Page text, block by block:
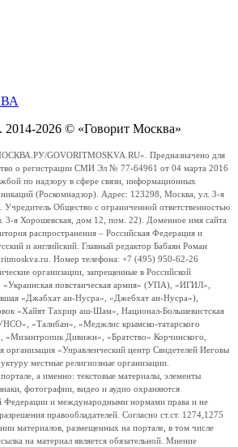
2026 © «Говорит Москва»
GOVORITMOSKVA.RU». Предназначено для
о регистрации СМИ Эл № 77-64961 от 04 марта 2016
по надзору в сфере связи, информационных
(Роскомнадзор). Адрес: 123298, Москва, ул. 3-я
Общество с ограниченной ответственностью
я Хорошевская, дом 12, пом. 22). Доменное имя сайта
распространения – Российская Федерация и
и английский. Главный редактор Бабаян Роман
Номер телефона: +7 (495) 950-62-26
организации, запрещенные в Российской
повстанческая армия» (УПА), «ИГИЛ»,
«Джабхат ан-Нусра», «Джебхат ан-Нусра»),
«Хайят Тахрир аш-Шам», Национал-Большевистская
«Талибан», «Меджлис крымско-татарского
«Мизантропик Дивижн», «Братство» Корчинского,
организация «Управленческий центр Свидетелей Иеговы
местные религиозные организации.
а именно: текстовые материалы, элементы
фотографии, видео и аудио охраняются
Федерации и международными нормами права и не
правообладателей. Согласно ст.ст. 1274,1275
материалов, размещенных на портале, в том числе
на материал является обязательной. Мнение